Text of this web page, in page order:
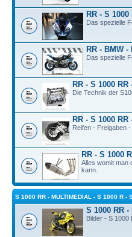
RR - S
Das spezielle
RR - BMW
Das spezielle
RR - S 1000
Die Technik der
RR - S 1000
Reifen - Freigaben -
RR - S 1000
Alles womit man
kann.
S 1000 RR - MULTIMEDIAL - S 1000 R -
S 1000 RR -
Bilder - S 1000